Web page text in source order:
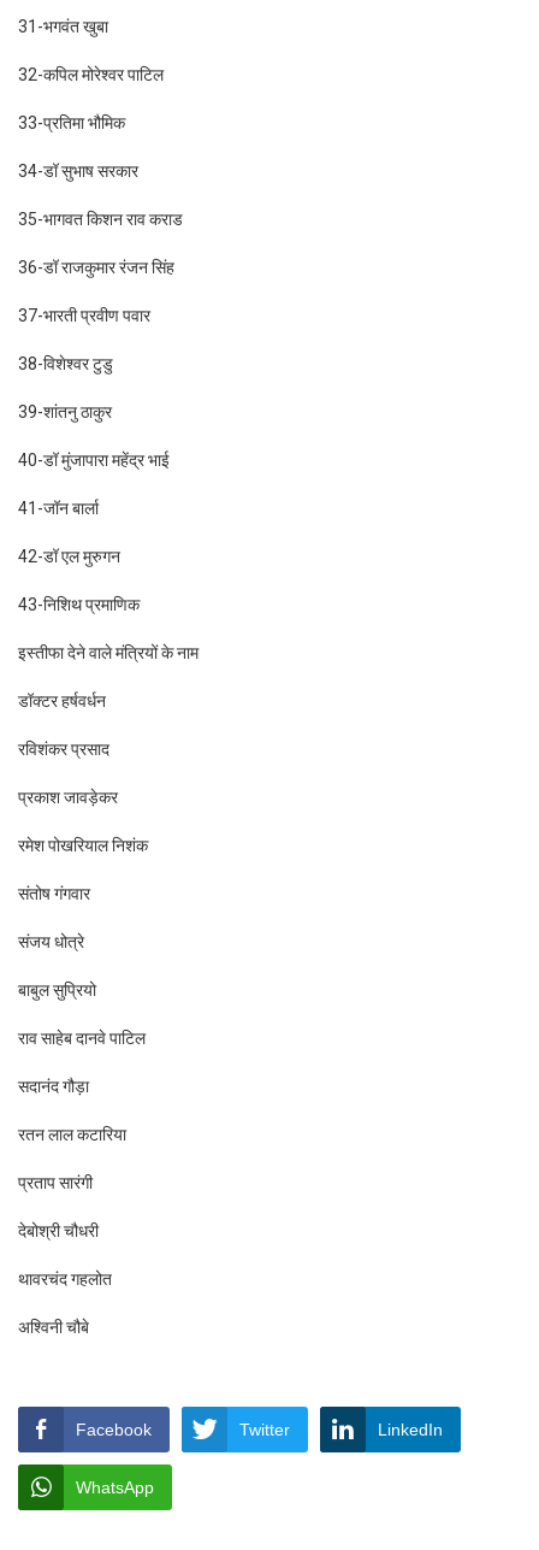
31-भगवंत खुबा
32-कपिल मोरेश्वर पाटिल
33-प्रतिमा भौमिक
34-डॉ सुभाष सरकार
35-भागवत किशन राव कराड
36-डॉ राजकुमार रंजन सिंह
37-भारती प्रवीण पवार
38-विशेश्वर टुडु
39-शांतनु ठाकुर
40-डॉ मुंजापारा महेंद्र भाई
41-जॉन बार्ला
42-डॉ एल मुरुगन
43-निशिथ प्रमाणिक
इस्तीफा देने वाले मंत्रियों के नाम
डॉक्टर हर्षवर्धन
रविशंकर प्रसाद
प्रकाश जावड़ेकर
रमेश पोखरियाल निशंक
संतोष गंगवार
संजय धोत्रे
बाबुल सुप्रियो
राव साहेब दानवे पाटिल
सदानंद गौड़ा
रतन लाल कटारिया
प्रताप सारंगी
देबोश्री चौधरी
थावरचंद गहलोत
अश्विनी चौबे
Facebook Twitter LinkedIn
WhatsApp